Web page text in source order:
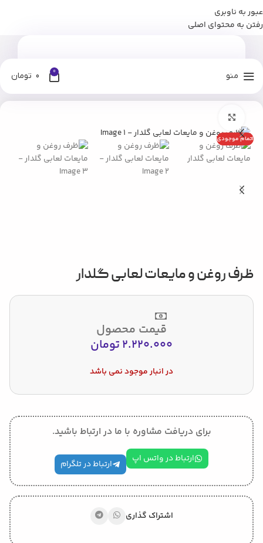
عبور به ناوبری
رفتن به محتوای اصلی
منو 0
0 تومان
اتمام موجودی
ظرف روغن و مایعات لعابی گلدار
قیمت محصول
2.220.000تومان
در انبار موجود نمی باشد
برای دریافت مشاوره با ما در ارتباط باشید.
ارتباط در واتس اپ ارتباط در تلگرام
اشتراک گذاری
برای وارد شدن به کانال بله نومان کلیک کنید